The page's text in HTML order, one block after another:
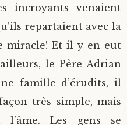
incroyants venaient
repartaient avec la
miracle! Et il y en eut
le Père Adrian
famille d’érudits, il
très simple, mais
l’âme. Les gens se